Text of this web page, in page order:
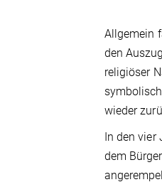
Allgemein
den
religiöser
wieder
In den
dem